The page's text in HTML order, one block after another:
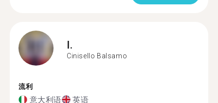
I.
Cinisello Balsamo
流利
意大利语 英语